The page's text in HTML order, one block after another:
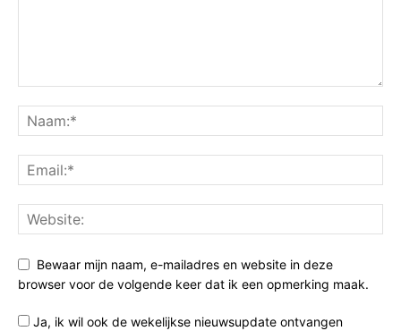
Bewaar mijn naam, e-mailadres en website in deze
browser voor de volgende keer dat ik een opmerking maak.
Ja, ik wil ook de wekelijkse nieuwsupdate ontvangen